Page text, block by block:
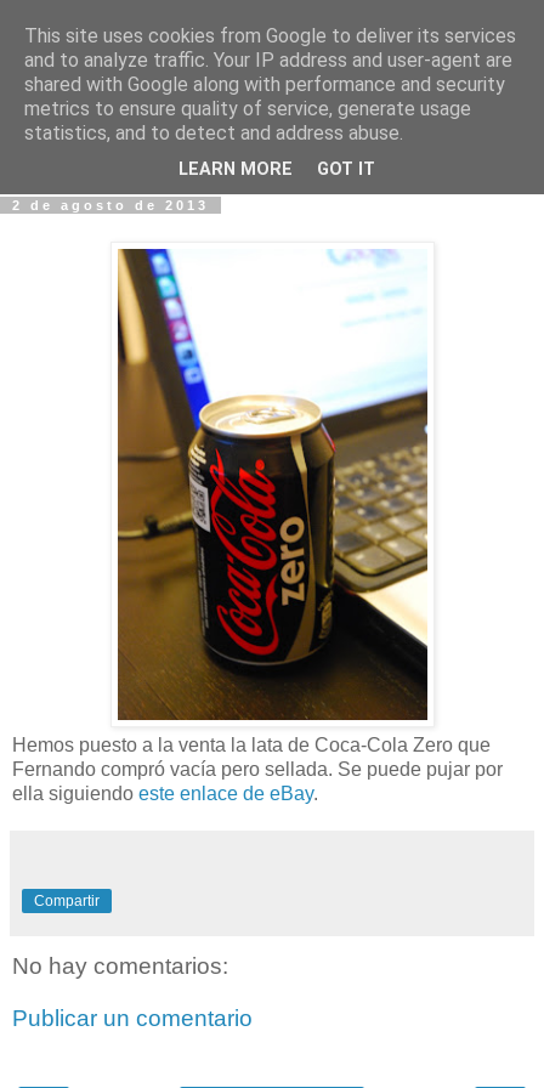
Fotos y Cosas
Miguel Sáenz de Santa María Elizalde
"Un blog es como un diario, pero sin candado".
2 de agosto de 2013
Hemos puesto a la venta la lata de Coca-Cola Zero que
Fernando compró vacía pero sellada. Se puede pujar por
ella siguiendo este enlace de eBay.
Compartir
No hay comentarios:
Publicar un comentario
This site uses cookies from Google to deliver its services
and to analyze traffic. Your IP address and user-agent are
shared with Google along with performance and security
metrics to ensure quality of service, generate usage
statistics, and to detect and address abuse.
LEARN MORE GOT IT